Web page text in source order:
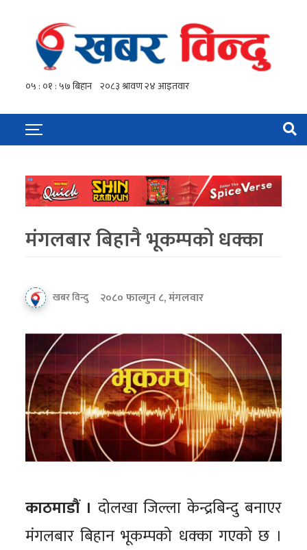
मंगलबार बिहानै भूकम्पको धक्का
खबर विन्दु २०८० फाल्गुन ८, मंगलवार
काठमाडौं । दोलखा जिल्ला केन्द्रबिन्दु बनाएर
मंगलबार बिहान भूकम्पको धक्का गएको छ ।